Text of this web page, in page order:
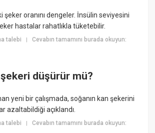
şeker oranını dengeler. İnsülin seviyesini
hastalar rahatlıkla tüketebilir.
talebi |Cevabın tamamını burada okuyun:
düşürür mü?
yeni bir çalışmada, soğanın kan şekerini
azaltabildiği açıklandı.
talebi |Cevabın tamamını burada okuyun: